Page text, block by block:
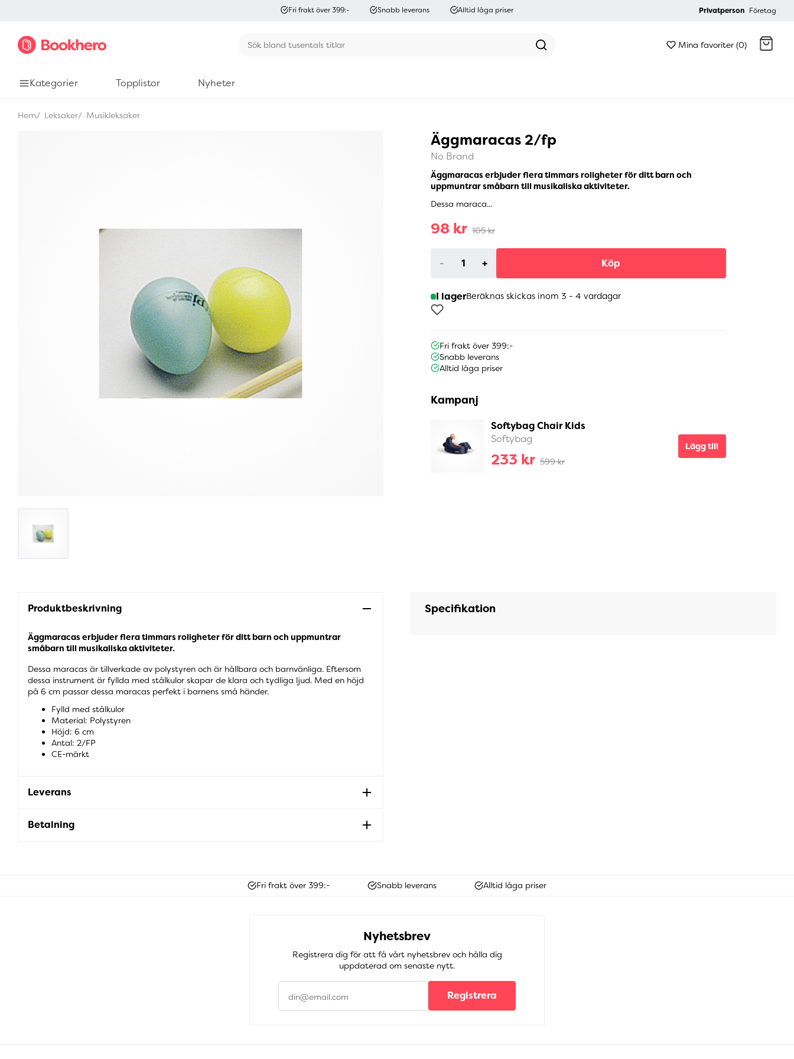
Fri frakt över 399:- Snabb leverans Alltid låga priser Privatperson Företag
Mina favoriter (0)
Kategorier Topplistor Nyheter
Hem Leksaker Musikleksaker
Äggmaracas 2/fp
No Brand
Äggmaracas erbjuder flera timmars roligheter för ditt barn och
uppmuntrar småbarn till musikaliska aktiviteter.
Dessa maraca...
98 kr 105 kr
- + Köp
I lagerBeräknas skickas inom 3 - 4 vardagar
Fri frakt över 399:-
Snabb leverans
Alltid låga priser
Kampanj
Softybag Chair Kids
Softybag
233 kr 599 kr
Lägg till
Produktbeskrivning
Äggmaracas erbjuder flera timmars roligheter för ditt barn och uppmuntrar
småbarn till musikaliska aktiviteter.
Dessa maracas är tillverkade av polystyren och är hållbara och barnvänliga. Eftersom
dessa instrument är fyllda med stålkulor skapar de klara och tydliga ljud. Med en höjd
på 6 cm passar dessa maracas perfekt i barnens små händer.
Fylld med stålkulor
Material: Polystyren
Höjd: 6 cm
Antal: 2/FP
CE-märkt
Leverans
Betalning
Specifikation
Fri frakt över 399:- Snabb leverans Alltid låga priser
Nyhetsbrev
Registrera dig för att få vårt nyhetsbrev och hålla dig
uppdaterad om senaste nytt.
Registrera